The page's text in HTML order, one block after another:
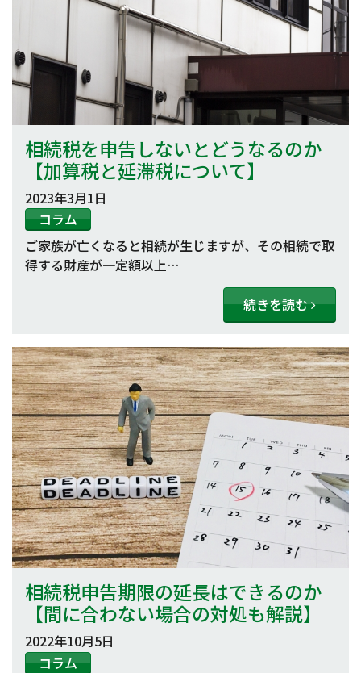
相続税を申告しないとどうなるのか
【加算税と延滞税について】
2023年3月1日
コラム
ご家族が亡くなると相続が生じますが、その相続で取
得する財産が一定額以上…
続きを読む
相続税申告期限の延長はできるのか
【間に合わない場合の対処も解説】
2022年10月5日
コラム